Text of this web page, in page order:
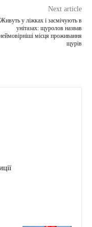
Next article
Живуть у ліжках і засмічують в
унітазах: щуролов назвав
місця проживання
щурів